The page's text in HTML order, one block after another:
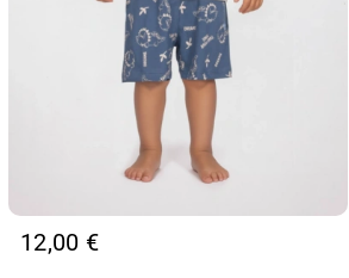
12,00 €